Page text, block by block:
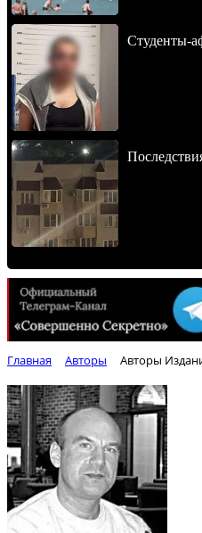
Студенты-
Главная Авторы Авторы